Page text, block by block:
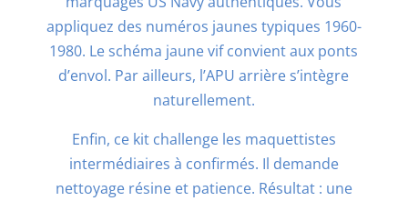
appliquez des numéros jaunes typiques 1960-
1980. Le schéma jaune vif convient aux ponts
d’envol. Par ailleurs, l’APU arrière s’intègre
naturellement.
Enfin, ce kit challenge les maquettistes
intermédiaires à confirmés. Il demande
nettoyage résine et patience. Résultat : une